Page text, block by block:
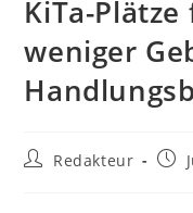
KiTa-
weniger
Beitrags-
Redakteur